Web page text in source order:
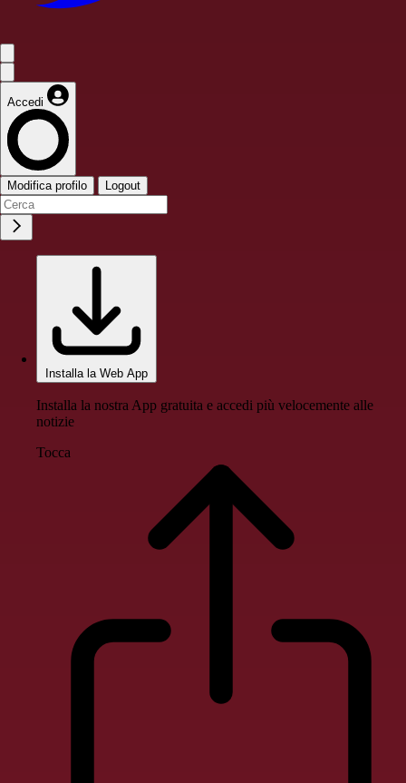
Accedi
Modifica profilo Logout
Installa la Web App
Installa la nostra App gratuita e accedi più velocemente alle
notizie
Tocca